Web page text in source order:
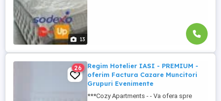
13
26
Regim Hotelier IASI - PREMIUM -
oferim Factura Cazare Muncitori
Grupuri Evenimente
***Cozy Apartments - - Va ofera spre